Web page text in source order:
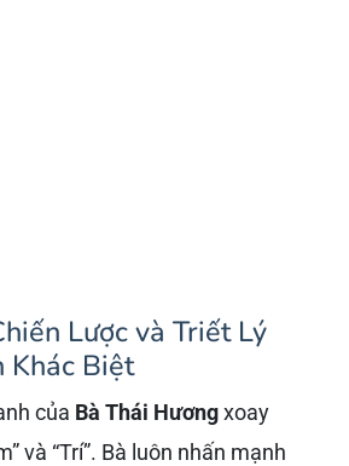
Lược và Triết Lý
Khác Biệt
của Bà Thái Hươngxoay
và “Trí”. Bà luôn nhấn mạnh